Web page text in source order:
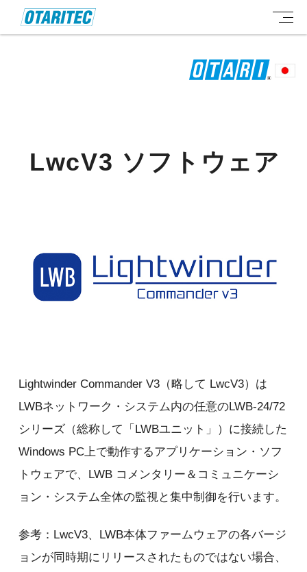
LwcV3 ソフトウェア
Lightwinder Commander V3（略して LwcV3）は
LWBネットワーク・システム内の任意のLWB-24/72
シリーズ（総称して「LWBユニット」）に接続した
Windows PC上で動作するアプリケーション・ソフ
トウェアで、LWB コメンタリー＆コミュニケーシ
ョン・システム全体の監視と集中制御を行います。
参考：LwcV3、LWB本体ファームウェアの各バージ
ョンが同時期にリリースされたものではない場合、